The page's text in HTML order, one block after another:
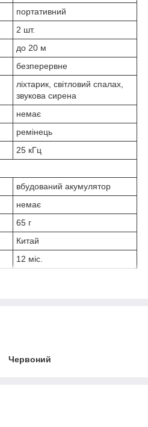
портативний
2 шт.
до 20 м
безперервне
ліхтарик, світловий спалах,
звукова сирена
немає
ремінець
25 кГц
вбудований акумулятор
немає
65 г
Китай
12 міс.
Червоний